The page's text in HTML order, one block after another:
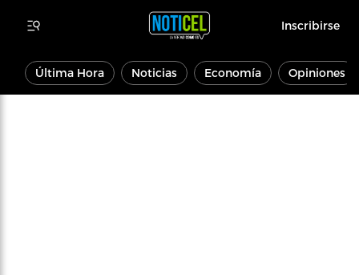
Inscribirse
Última Hora Noticias Economía Opiniones